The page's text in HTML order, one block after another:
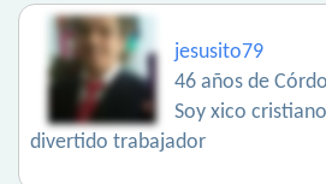
jesusito79
46 años de
Soy xico
divertido trabajador